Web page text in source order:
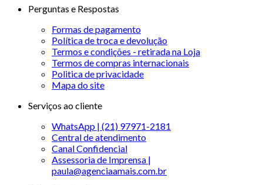
Perguntas e Respostas
Formas de pagamento
Política de troca e devolução
Termos e condições - retirada na Loja
Termos de compras internacionais
Politica de privacidade
Mapa do site
Serviços ao cliente
WhatsApp | (21) 97971-2181
Central de atendimento
Canal Confidencial
Assessoria de Imprensa |
paula@agenciaamais.com.br